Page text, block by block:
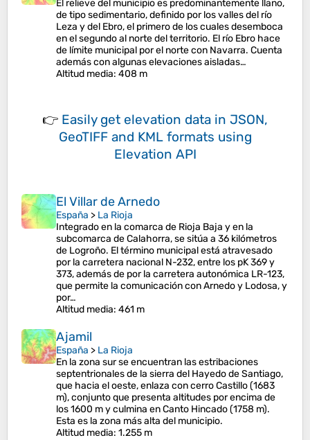
El relieve del municipio es predominantemente llano,
de tipo sedimentario, definido por los valles del río
Leza y del Ebro, el primero de los cuales desemboca
en el segundo al norte del territorio. El río Ebro hace
de límite municipal por el norte con Navarra. Cuenta
además con algunas elevaciones aisladas…
Altitud media: 408 m
👉 Easily get elevation data in JSON,
GeoTIFF and KML formats using
Elevation API
El Villar de Arnedo
España > La Rioja
Integrado en la comarca de Rioja Baja y en la
subcomarca de Calahorra, se sitúa a 36 kilómetros
de Logroño. El término municipal está atravesado
por la carretera nacional N-232, entre los pK 369 y
373, además de por la carretera autonómica LR-123,
que permite la comunicación con Arnedo y Lodosa, y
por…
Altitud media: 461 m
Ajamil
España > La Rioja
En la zona sur se encuentran las estribaciones
septentrionales de la sierra del Hayedo de Santiago,
que hacia el oeste, enlaza con cerro Castillo (1683
m), conjunto que presenta altitudes por encima de
los 1600 m y culmina en Canto Hincado (1758 m).
Esta es la zona más alta del municipio.
Altitud media: 1.255 m